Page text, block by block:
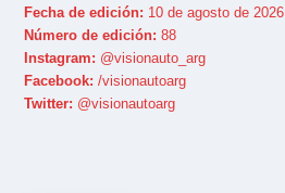
Fecha de edición: 10 de agosto de 2026
Número de edición: 88
Instagram: @visionauto_arg
Facebook: /visionautoarg
Twitter: @visionautoarg